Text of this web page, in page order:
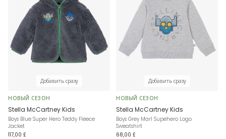
Добавить сразу
НОВЫЙ СЕЗОН
Stella McCartney Kids
Boys Blue Super Hero Teddy Fleece
Jacket
117,00 £
Добавить сразу
НОВЫЙ СЕЗОН
Stella McCartney Kids
Boys Grey Marl Supehero Logo
Sweatshirt
68,00 £